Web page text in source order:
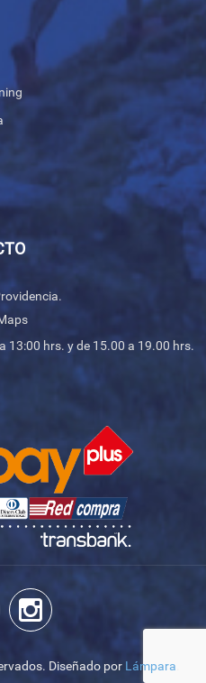
13:00 hrs. y de 15.00 a 19.00 hrs.
Diseñado por Lámpara